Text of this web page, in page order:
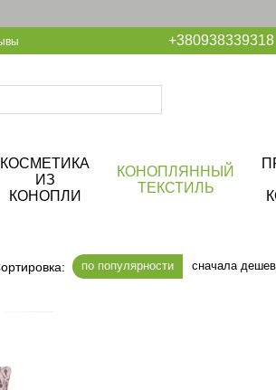
+380938339318
КОСМЕТИКА
ИЗ
КОНОПЛИ
КОНОПЛЯННЫЙ
ТЕКСТИЛЬ
по популярности сначала